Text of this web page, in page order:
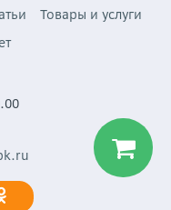
Товары и услуги